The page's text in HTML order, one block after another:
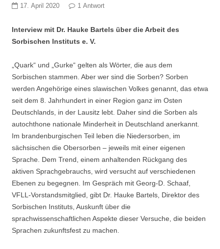
17. April 2020 1 Antwort
Interview mit Dr. Hauke Bartels über die Arbeit des
Sorbischen Instituts e. V.
„Quark“ und „Gurke“ gelten als Wörter, die aus dem
Sorbischen stammen. Aber wer sind die Sorben? Sorben
werden Angehörige eines slawischen Volkes genannt, das etwa
seit dem 8. Jahrhundert in einer Region ganz im Osten
Deutschlands, in der Lausitz lebt. Daher sind die Sorben als
autochthone nationale Minderheit in Deutschland anerkannt.
Im brandenburgischen Teil leben die Niedersorben, im
sächsischen die Obersorben – jeweils mit einer eigenen
Sprache. Dem Trend, einem anhaltenden Rückgang des
aktiven Sprachgebrauchs, wird versucht auf verschiedenen
Ebenen zu begegnen. Im Gespräch mit Georg-D. Schaaf,
VFLL-Vorstandsmitglied, gibt Dr. Hauke Bartels, Direktor des
Sorbischen Instituts, Auskunft über die
sprachwissenschaftlichen Aspekte dieser Versuche, die beiden
Sprachen zukunftsfest zu machen.